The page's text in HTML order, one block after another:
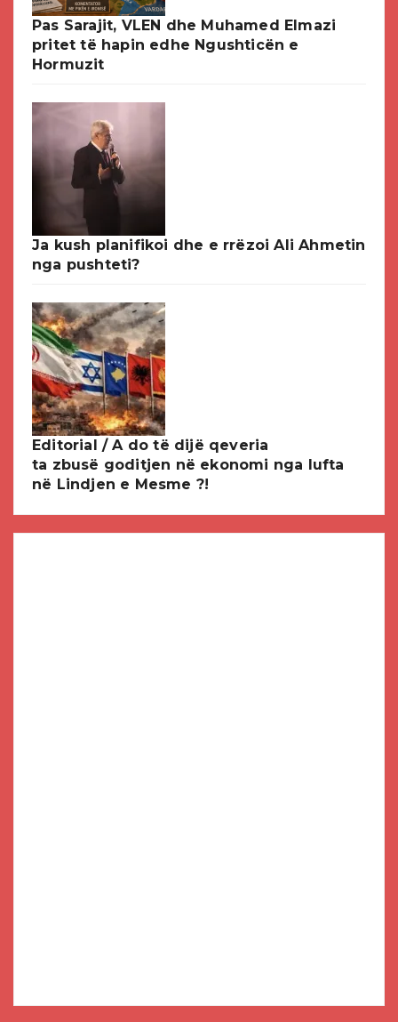
Pas Sarajit, VLEN dhe Muhamed Elmazi
pritet të hapin edhe Ngushticën e
Hormuzit
Ja kush planifikoi dhe e rrëzoi Ali Ahmetin
nga pushteti?
Editorial / A do të dijë qeveria
ta zbusë goditjen në ekonomi nga lufta
në Lindjen e Mesme ?!